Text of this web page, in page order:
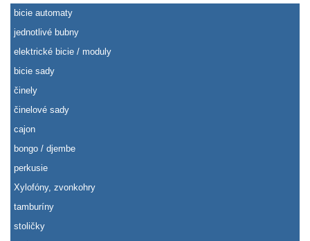
bicie automaty
jednotlivé bubny
elektrické bicie / moduly
bicie sady
činely
činelové sady
cajon
bongo / djembe
perkusie
Xylofóny, zvonkohry
tamburíny
stoličky